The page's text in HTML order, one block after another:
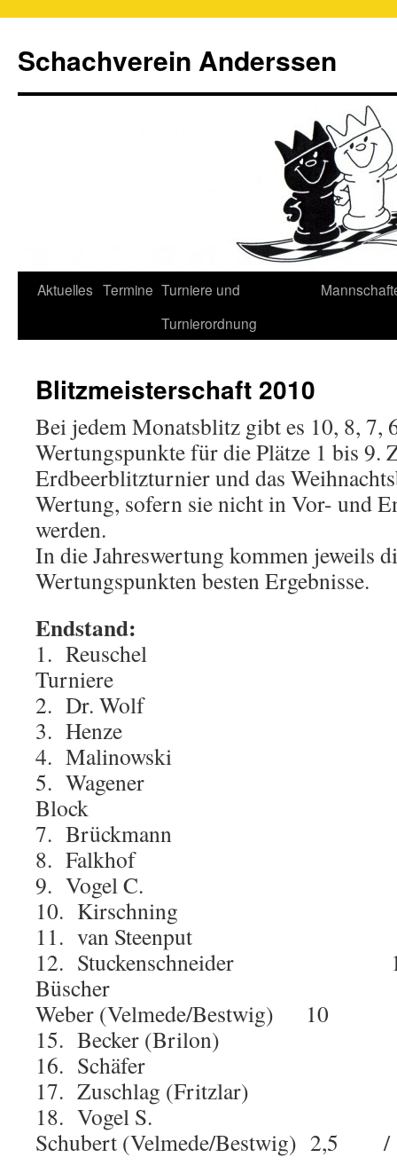
Schachverein Anderssen
Springe
Aktuelles Termine Turniere und
Turnierordnung
Blitzmeisterschaft 2010
Bei jedem Monatsblitz gibt es 10, 8, 7,
Wertungspunkte für die Plätze 1 bis 9.
Erdbeerblitzturnier und das
Wertung, sofern sie nicht in Vor- und
werden.
In die Jahreswertung kommen jeweils
Wertungspunkten besten Ergebnisse.
Endstand:
1. Reuschel
Turniere
2. Dr. Wolf
3. Henze
4. Malinowski
5. Wagener
Block
7. Brückmann
8. Falkhof
9. Vogel C.
10. Kirschning
11. van
12.
Büscher
Weber (Velmede/Bestwig)
15. Becker
16.
17. Zuschlag
18. Vogel S.
Schubert (Velmede/Bestwig) 2,5